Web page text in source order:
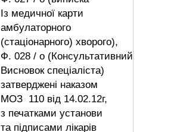
Із медичної карти
амбулаторного
(стаціонарного) хворого),
Ф. 028 / о (Консультативний
Висновок спеціаліста)
затверджені наказом
МОЗ 110 від 14.02.12г,
з печатками установи
та підписами лікарів